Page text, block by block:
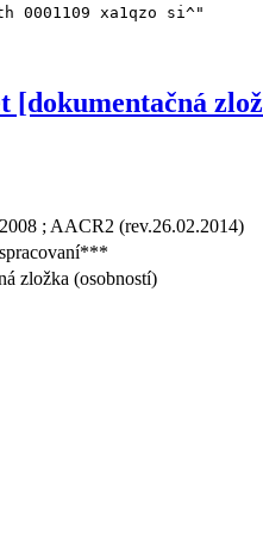
0001109 xa1qzo si^"
[dokumentačná
; AACR2 (rev.26.02.2014)
zložka (osobností)